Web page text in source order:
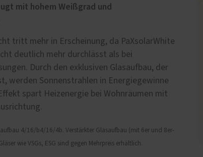
mit hohem Weißgrad und
tritt mehr in Erscheinung, da PaXsolarWhite
deutlich mehr durchlässt als bei
Durch den exklusiven Glasaufbau, der
werden Sonnenstrahlen in Energiegewinne
spart Heizenergie bei Wohnräumen mit
4/16/b4/16/4b. Verstärkter Glasaufbau (mit 6er und 8er-
wie VSGs, ESG sind gegen Mehrpreis erhältlich.